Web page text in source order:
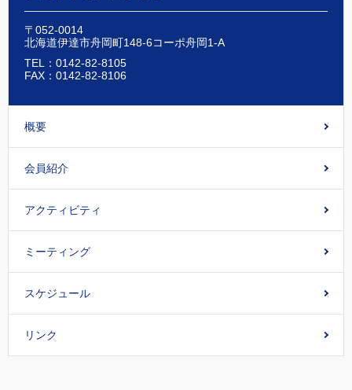
〒052-0014
北海道伊達市舟岡町148-6コーポ舟岡1-A
TEL：0142-82-8105
FAX：0142-82-8106
概要
会員紹介
アクティビティ
ミーティング
スケジュール
リンク